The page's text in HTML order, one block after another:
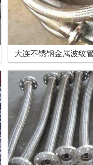
大连不锈钢金属波纹